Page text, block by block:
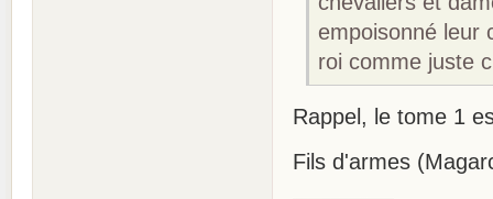
empoisonné leur
roi comme juste
Rappel, le tome 1
Fils d'armes